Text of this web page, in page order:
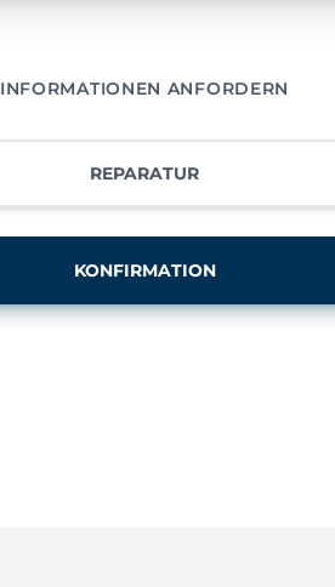
INFORMATIONEN ANFORDERN
REPARATUR
KONFIRMATION